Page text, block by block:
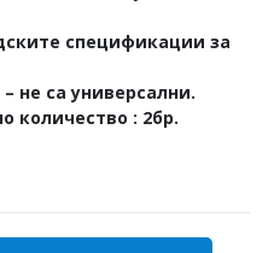
спецификации за
не са универсални.
количество : 2бр.